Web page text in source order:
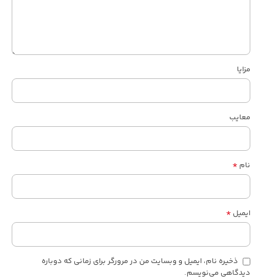
مزایا
معایب
نام *
ایمیل *
ذخیره نام، ایمیل و وبسایت من در مرورگر برای زمانی که دوباره
دیدگاهی می‌نویسم.